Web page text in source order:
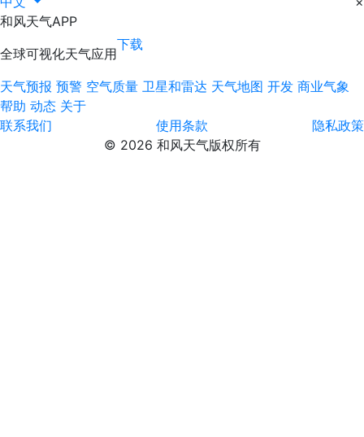
和风天气APP
全球可视化天气应用
下载
天气预报 预警 空气质量 卫星和雷达 天气地图 开发 商业气象
帮助 动态 关于
联系我们
使用条款
隐私政策
© 2026 和风天气版权所有